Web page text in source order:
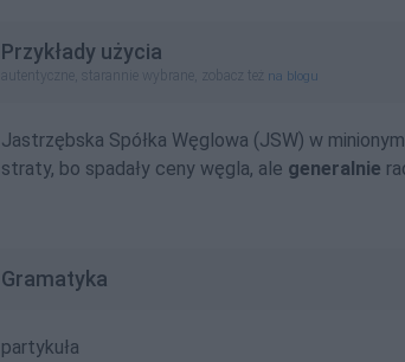
Przykłady użycia
autentyczne, starannie wybrane, zobacz też na blogu
Jastrzębska Spółka Węglowa (JSW) w
straty, bo spadały ceny węgla, ale generalnie
Gramatyka
partykuła